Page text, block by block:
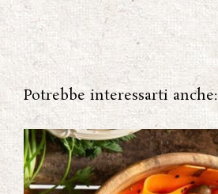
Potrebbe interessarti anche: